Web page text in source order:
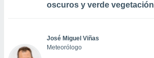
oscuros y verde vegetación
José Miguel Viñas
Meteorólogo